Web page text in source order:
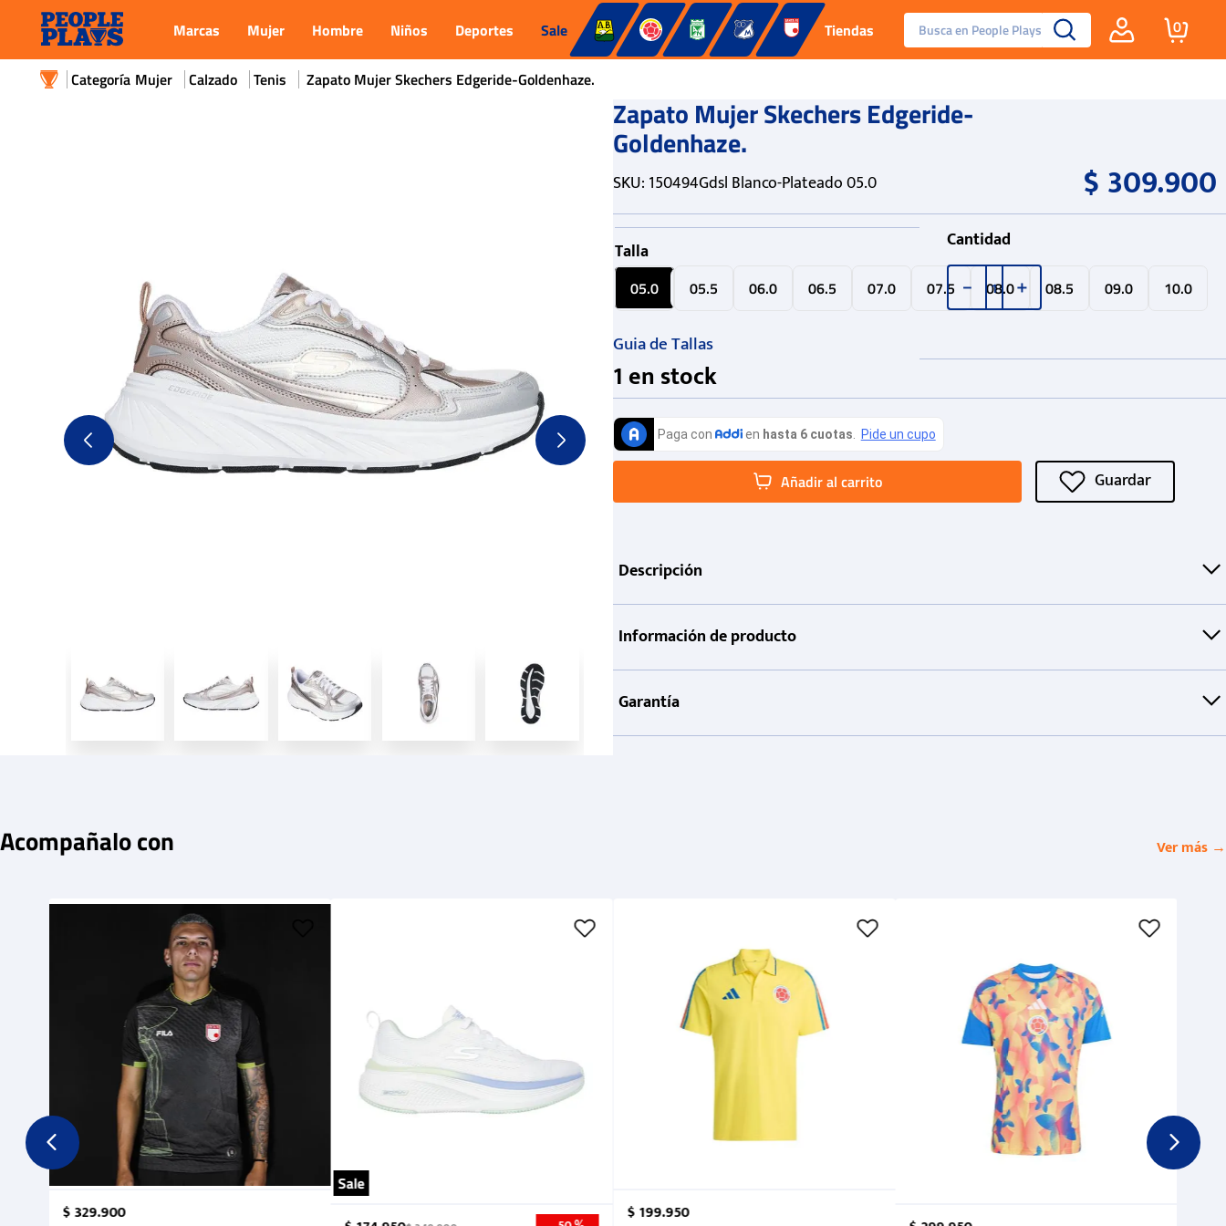
Marcas Mujer Hombre Niños Deportes Sale Tiendas Busca en People Plays
Reebok Fashion
0
Mujer Calzado Tenis Zapato Mujer Skechers Edgeride-Goldenhaze.
Zapato Mujer Skechers Edgeride-
Goldenhaze.
SKU: 150494Gdsl Blanco-Plateado 05.0 $309.900
Talla
05.0 05.5 06.0 06.5 07.0 07.5 08.0 08.5 09.0 10.0
Guia de Tallas
1 en stock
Cantidad
＋
－
Añadir al carrito
Descripción
Información de producto
Garantía
Acompañalo con Ver más →
$329.900
Sale
$199.950